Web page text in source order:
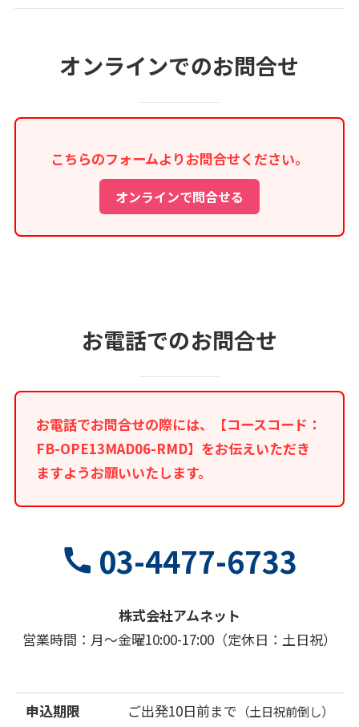
承れません。
■空港／スタジアム〜ホテル間は各自移動となり
■表示時間はあくまで目安です。スケジュールは
予告なく変更になる場合がございます。
■現地空港諸税、燃油サーチャージ、日本出発空
港使用料は別途徴収させて頂きます。
■旅行代金はご予約時点での旅行代金が適用とな
ります。ご予約後に旅行代金に変動があった場
■2名様1室ご利用が基本プランとなります。この
場合ベッドが2つの「ツインルーム」もしくは大
型ベッド1台の「ダブルルーム」のどちらかのご
ますが、簡易ベッドの事前確約も出来ません。
■1名参加及び1名1室利用の場合、1人部屋追加代
■お部屋はシャワーオンリーのお部屋になる場合
が多く、バスタブ付きのお部屋の事前確約は出来
■本コースはインターネット限定商品のため、紙
媒体等のツアーパンフレットはございません。
オンラインでのお問合せ
こちらのフォームよりお問合せください。
オンラインで問合せる
お電話でのお問合せ
お電話でお問合せの際には、【コースコード：
FB-OPE13MAD06-RMD】をお伝えいただき
ますようお願いいたします。
03-4477-6733
株式会社アムネット
営業時間：月～金曜10:00-17:00（定休日：土日祝）
申込期限 ご出発10日前まで （土日祝前倒し）